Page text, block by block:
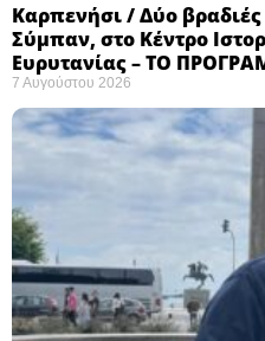
Καρπενήσι / Δύο
Σύμπαν, στο Κέντρο
Ευρυτανίας – ΤΟ
7 Αυγούστου 2026